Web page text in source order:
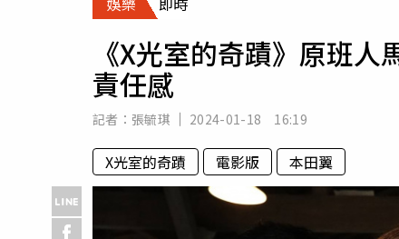
專欄
《X光室的奇蹟》原班
責任感
記者： 張毓琪 2024-01-18 16:19
X光室的奇蹟 電影版 本田翼